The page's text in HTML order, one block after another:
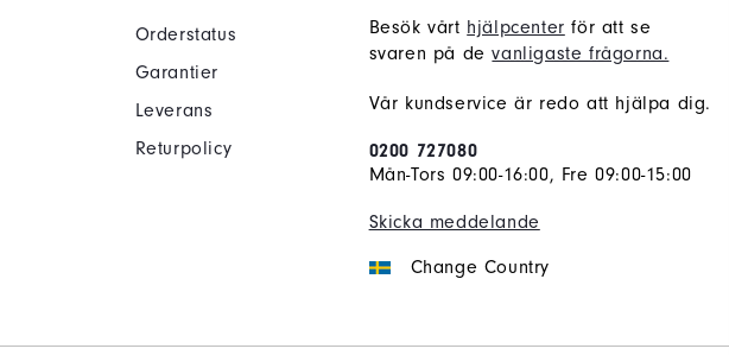
Orderstatus
Garantier
Leverans
Returpolicy
Besök vårt hjälpcenter för att se
svaren på devanligaste frågorna.
Vår kundservice är redo att hjälpa dig.
0200 727080
Mån-Tors 09:00-16:00, Fre 09:00-15:00
Skicka meddelande
Change Country